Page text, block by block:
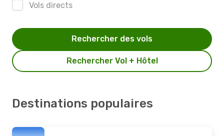
Vols directs
Rechercher Vol + Hôtel
Rechercher des vols
Destinations populaires